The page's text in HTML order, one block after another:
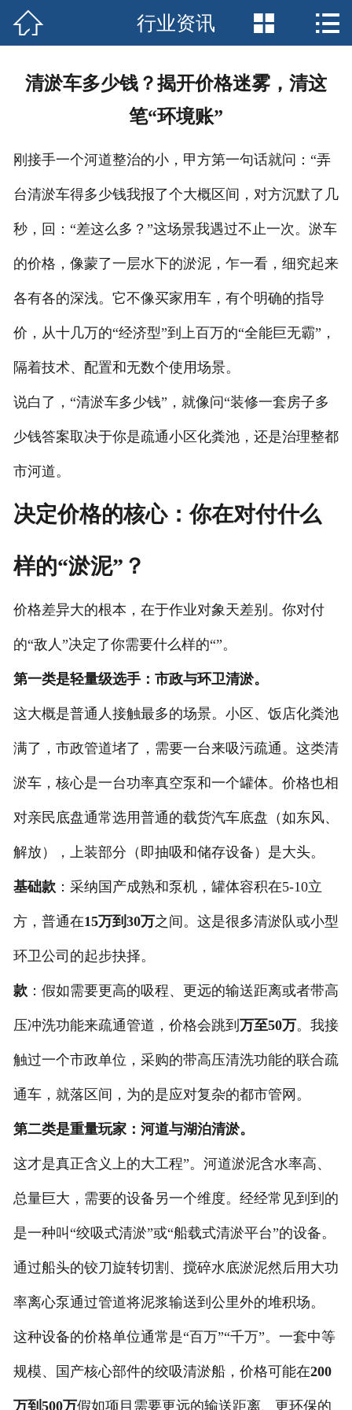
网站首页
联系我们
 行业资讯  
清淤车多少钱？揭开价格迷雾，清这
笔“环境账”
刚接手一个河道整治的小，甲方第一句话就问：“弄
台清淤车得多少钱我报了个大概区间，对方沉默了几
秒，回：“差这么多？”这场景我遇过不止一次。淤车
的价格，像蒙了一层水下的淤泥，乍一看，细究起来
各有各的深浅。它不像买家用车，有个明确的指导
价，从十几万的“经济型”到上百万的“全能巨无霸”，
隔着技术、配置和无数个使用场景。
说白了，“清淤车多少钱”，就像问“装修一套房子多
少钱答案取决于你是疏通小区化粪池，还是治理整都
市河道。
决定价格的核心：你在对付什么
样的“淤泥”？
价格差异大的根本，在于作业对象天差别。你对付
的“敌人”决定了你需要什么样的“”。
第一类是轻量级选手：市政与环卫清淤。
这大概是普通人接触最多的场景。小区、饭店化粪池
满了，市政管道堵了，需要一台来吸污疏通。这类清
淤车，核心是一台功率真空泵和一个罐体。价格也相
对亲民底盘通常选用普通的载货汽车底盘（如东风、
解放），上装部分（即抽吸和储存设备）是大头。
基础款：采纳国产成熟和泵机，罐体容积在5-10立
方，普通在15万到30万之间。这是很多清淤队或小型
环卫公司的起步抉择。
款：假如需要更高的吸程、更远的输送距离或者带高
压冲洗功能来疏通管道，价格会跳到 万至50万。我接
触过一个市政单位，采购的带高压清洗功能的联合疏
通车，就落区间，为的是应对复杂的都市管网。
第二类是重量玩家：河道与湖泊清淤。
这才是真正含义上的大工程”。河道淤泥含水率高、
总量巨大，需要的设备另一个维度。经经常见到到的
是一种叫“绞吸式清淤”或“船载式清淤平台”的设备。
通过船头的铰刀旋转切割、搅碎水底淤泥然后用大功
率离心泵通过管道将泥浆输送到公里外的堆积场。
这种设备的价格单位通常是“百万”“千万”。一套中等
规模、国产核心部件的绞吸清淤船，价格可能在200
万到500万假如项目需要更远的输送距离、更环保的